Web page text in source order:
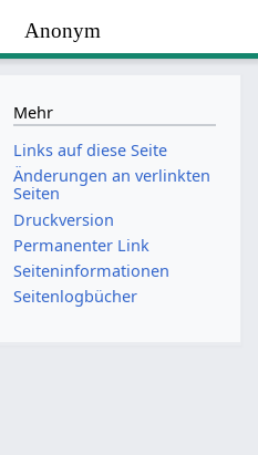
Anonym
Mehr
Links auf diese Seite
Änderungen an verlinkten
Seiten
Druckversion
Permanenter Link
Seiten­­informationen
Seitenlogbücher